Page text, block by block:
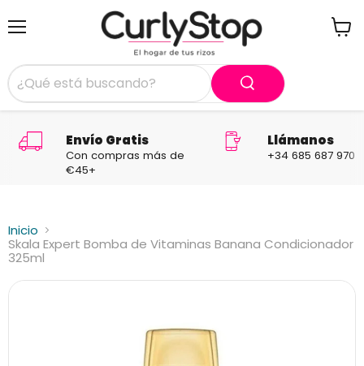
Envío Gratis
Con compras más de
€45+
Llámanos
+34 685 687 970
Inicio
Skala Expert Bomba de Vitaminas Banana Condicionador
325ml